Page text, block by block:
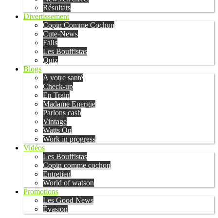
Résultats
Divertissement
Copin Comme Cochon
Cute-News
Fails
Les Bouffistas
Quiz
Blogs
A votre santé
Check-up
En Train
Madame Energie
Parlons cash
Vintage
Watts On
Work in progress
Vidéos
Les Bouffistas
Copin comme cochon
Entretien
World of watson
Promotions
Les Good News
Évasion